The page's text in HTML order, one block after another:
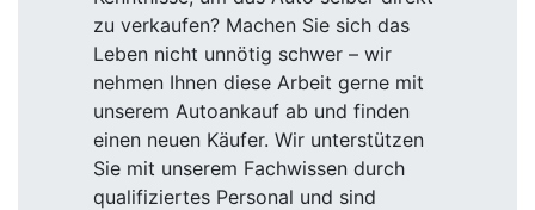
zu verkaufen? Machen Sie sich das
Leben nicht unnötig schwer – wir
nehmen Ihnen diese Arbeit gerne mit
unserem Autoankauf ab und finden
einen neuen Käufer. Wir unterstützen
Sie mit unserem Fachwissen durch
qualifiziertes Personal und sind